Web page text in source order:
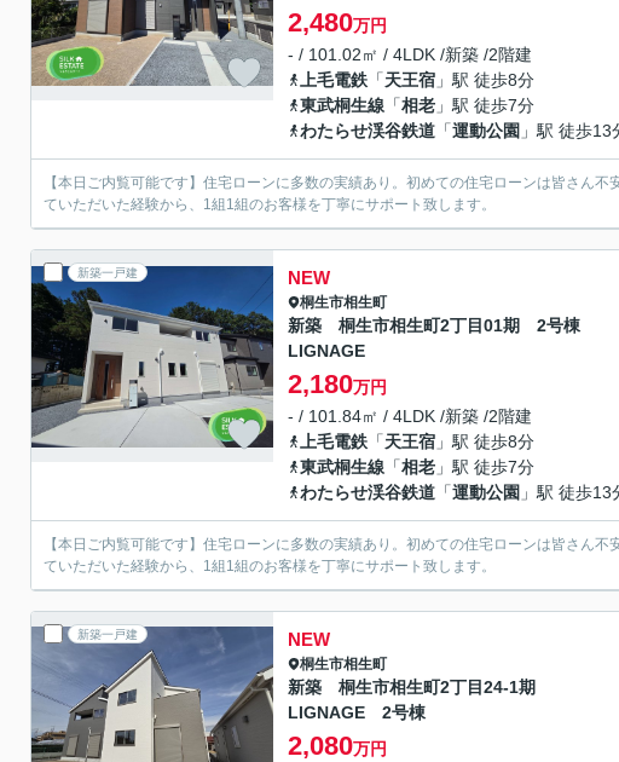
2,480万円
- / 101.02㎡ / 4LDK /新築 /2階建
上毛電鉄 「天王宿 」駅 徒歩8分
東武桐生線 「相老 」駅 徒歩7分
わたらせ渓谷鉄道 「運動公園 」駅 徒歩13
【本日ご内覧可能です】住宅ローンに多数の実績あり。初めての住宅ローンは皆さん
ていただいた経験から、1組1組のお客様を丁寧にサポート致します。
新築一戸建 NEW
桐生市相生町
新築 桐生市相生町2丁目01期 2号棟
LIGNAGE
2,180万円
- / 101.84㎡ / 4LDK /新築 /2階建
上毛電鉄 「天王宿 」駅 徒歩8分
東武桐生線 「相老 」駅 徒歩7分
わたらせ渓谷鉄道 「運動公園 」駅 徒歩13
【本日ご内覧可能です】住宅ローンに多数の実績あり。初めての住宅ローンは皆さん
ていただいた経験から、1組1組のお客様を丁寧にサポート致します。
新築一戸建 NEW
桐生市相生町
新築 桐生市相生町2丁目24-1期
LIGNAGE 2号棟
2,080万円